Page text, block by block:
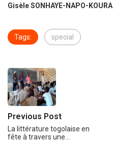
Gisèle SONHAYE-NAPO-KOURA
Tags: special
Previous Post
La littérature togolaise en
fête à travers une…